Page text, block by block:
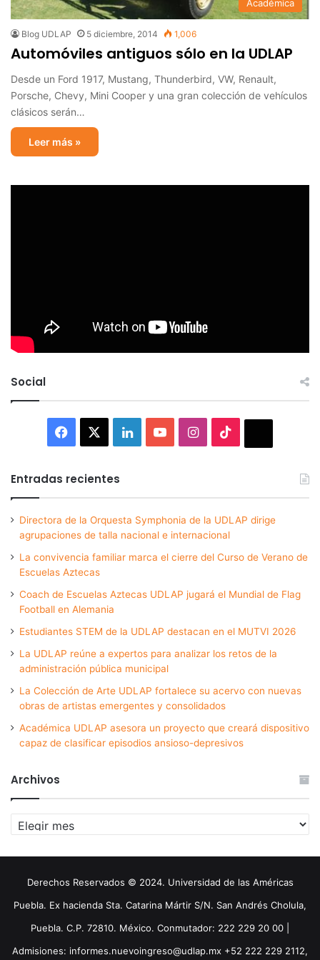
Académica
Blog UDLAP 5 diciembre, 2014 1,006
Automóviles antiguos sólo en la UDLAP
Desde un Ford 1917, Mustang, Thunderbird, VW, Renault,
Porsche, Chevy, Mini Cooper y una gran colección de vehículos
clásicos serán…
Leer más »
Social
Facebook LinkedInYouTubeInstagram
Entradas recientes
Directora de la Orquesta Symphonia de la UDLAP dirige
agrupaciones de talla nacional e internacional
La convivencia familiar marca el cierre del Curso de Verano de
Escuelas Aztecas
Coach de Escuelas Aztecas UDLAP jugará el Mundial de Flag
Football en Alemania
Estudiantes STEM de la UDLAP destacan en el MUTVI 2026
La UDLAP reúne a expertos para analizar los retos de la
administración pública municipal
La Colección de Arte UDLAP fortalece su acervo con nuevas
obras de artistas emergentes y consolidados
Académica UDLAP asesora un proyecto que creará dispositivo
capaz de clasificar episodios ansioso-depresivos
Archivos
Archivos
Derechos Reservados © 2024. Universidad de las Américas
Puebla. Ex hacienda Sta. Catarina Mártir S/N. San Andrés Cholula,
Puebla. C.P. 72810. México. Conmutador: 222 229 20 00 |
Admisiones: informes.nuevoingreso@udlap.mx +52 222 229 2112,